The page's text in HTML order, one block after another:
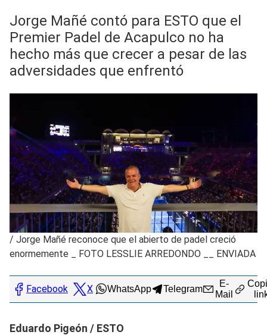
Jorge Mañé contó para ESTO que el
Premier Padel de Acapulco no ha
hecho más que crecer a pesar de las
adversidades que enfrentó
/ Jorge Mañé reconoce que el abierto de padel creció
enormemente _ FOTO LESSLIE ARREDONDO __ ENVIADA
Facebook X WhatsApp Telegram
E-
Mail
Eduardo Pigeón / ESTO